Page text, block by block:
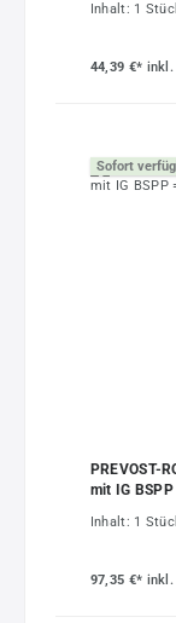
Inhalt: 1
44,39 €* inkl.
Sofort
PREVOST-
mit IG
Inhalt: 1
97,35 €* inkl.